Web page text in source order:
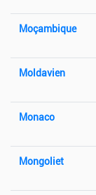
Moçambique
Moldavien
Monaco
Mongoliet